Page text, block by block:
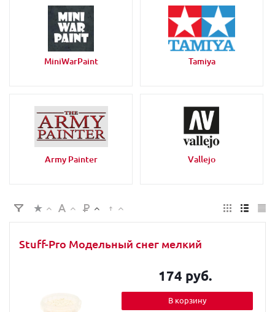
MiniWarPaint Tamiya
Army Painter Vallejo
Stuff-Pro Модельный снег мелкий
174 руб.
В корзину